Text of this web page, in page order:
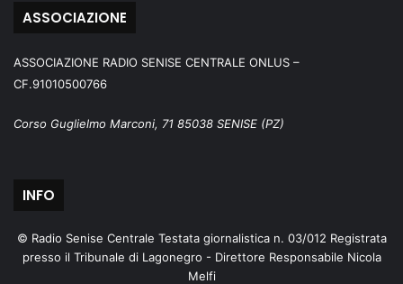
ASSOCIAZIONE
ASSOCIAZIONE RADIO SENISE CENTRALE ONLUS –
CF.91010500766
Corso Guglielmo Marconi, 71 85038 SENISE (PZ)
INFO
© Radio Senise Centrale Testata giornalistica n. 03/012 Registrata
presso il Tribunale di Lagonegro - Direttore Responsabile Nicola
Melfi